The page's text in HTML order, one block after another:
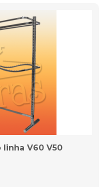
linha V60 V50